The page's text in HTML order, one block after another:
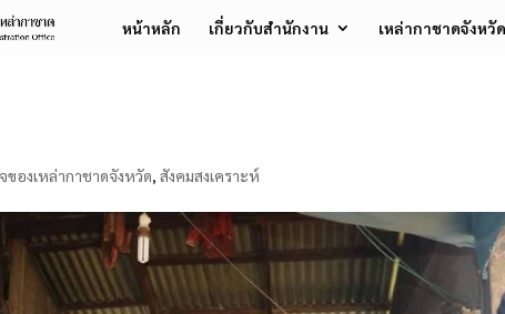
หน้าหลัก เกี่ยวกับสำนักงาน เหล่ากาชาดจังหวัด
ของเหล่ากาชาดจังหวัด, สังคมสงเคราะห์